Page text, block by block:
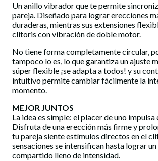
Un anillo vibrador que te permite
pareja. Diseñado para lograr erecciones
duraderas, mientras sus extensiones
clítoris con vibración de doble motor.
No tiene forma completamente circular,
tampoco lo es, lo que garantiza un ajuste
súper flexible ¡se adapta a todos! y su
intuitivo permite cambiar fácilmente la
momento.
MEJOR JUNTOS
La idea es simple: el placer de uno
Disfruta de una erección más firme y
tu pareja siente estímulos directos en el
sensaciones se intensifican hasta lograr
compartido lleno de intensidad.